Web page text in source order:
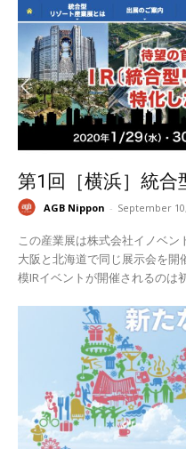
第1回［横浜］統合
AGB Nippon - September
この産業展は株式会社イノベ
大阪と北海道で同じ展示会を
模IRイベントが開催されるのは